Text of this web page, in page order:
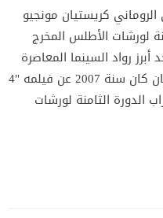
كريستيان مونجيو
لورشات الأطلس المخرج
أبرز رواد السينما المعاصرة
والحائز على السعفة الذهبية لمهرجان كان سنة 2007 عن فيلمه "4
الدورة الثامنة لورشات